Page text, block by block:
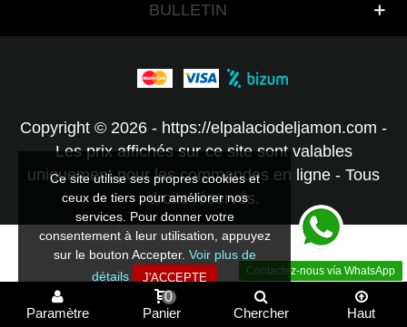
Ce site utilise ses propres cookies et
ceux de tiers pour améliorer nos
services. Pour donner votre
consentement à leur utilisation, appuyez
sur le bouton Accepter. Voir plus de
détails
J'ACCEPTE Contactez-nous vía WhatsApp
BULLETIN
Copyright © 2026 - https://elpalaciodeljamon.com -
Les prix affichés sur ce site sont valables
uniquement pour les commandes en ligne - Tous
droits réservés.
Paramètre Panier
0
Chercher Haut